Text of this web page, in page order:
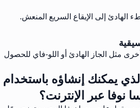
الهادئ إلى الإيقاع السريع المنعش.
مثل الجاز الهادئ أو اللو-فاي للحصول
يمكنك إنشاؤه باستخدام
نوفا عبر الإنترنت؟